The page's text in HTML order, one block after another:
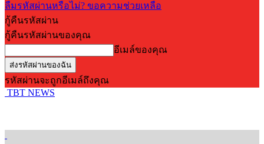
ลืมรหัสผ่านหรือไม่? ขอความช่วยเหลือ
กู้คืนรหัสผ่าน
กู้คืนรหัสผ่านของคุณ
อีเมล์ของคุณ
รหัสผ่านจะถูกอีเมล์ถึงคุณ
TBT NEWS